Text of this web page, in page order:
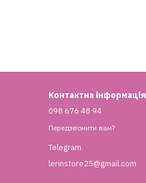
Контактна інформація
098 676 48 94
Передзвонити вам?
Telegram
lerinstore25@gmail.com